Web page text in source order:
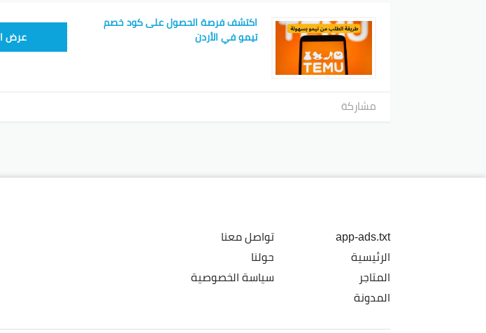
اكتشف فرصة الحصول على كود خصم
تيمو في الأردن
TEM34عرض
مشاركة
app-ads.txt
الرئيسية
المتاجر
المدونة
تواصل معنا
حولنا
سياسة الخصوصية